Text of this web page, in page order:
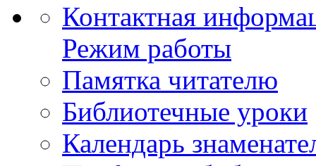
Контактная
Режим работы
Памятка читателю
Библиотечные уроки
Календарь